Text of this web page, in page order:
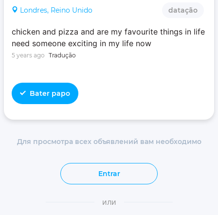
Londres, Reino Unido datação
chicken and pizza and are my favourite things in life‍‍
need someone exciting in my life now
5 years ago Tradução
Bater papo
Для просмотра всех объявлений вам необходимо
Entrar
или